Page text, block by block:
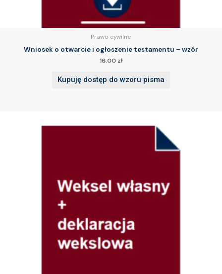
Prawo cywilne
Wniosek o otwarcie i ogłoszenie testamentu – wzór
16.00 zł
Kupuję dostęp do wzoru pisma